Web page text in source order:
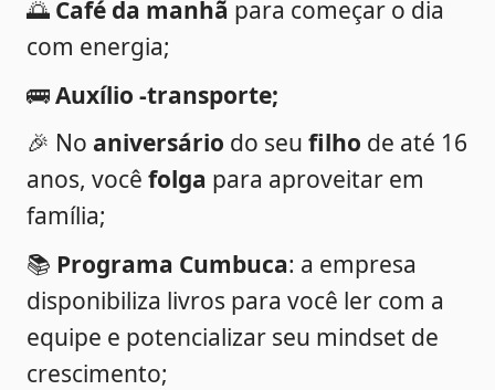
🌅 Café da manhã para começar o dia
com energia;
🚌 Auxílio -transporte;
🎉 No aniversário do seu filho de até 16
anos, você folga para aproveitar em
família;
📚 Programa Cumbuca: a empresa
disponibiliza livros para você ler com a
equipe e potencializar seu mindset de
crescimento;